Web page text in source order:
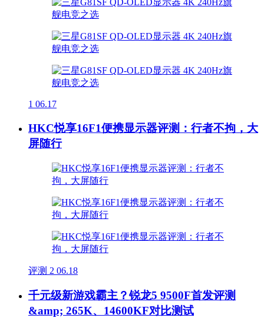
1 06.17
HKC悦享16F1便携显示器评测：行者不拘，大
屏随行
评测 2 06.18
千元级新游戏霸主？锐龙5 9500F首发评测
&amp; 265K、14600KF对比测试